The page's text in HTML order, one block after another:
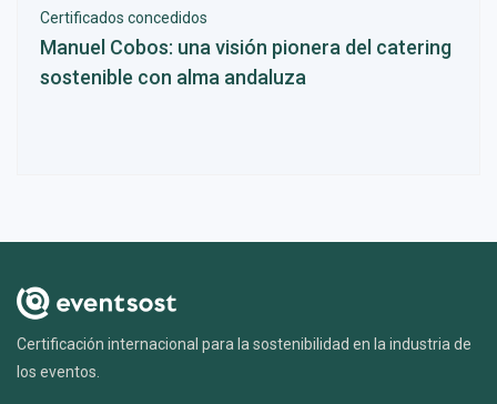
Certificados concedidos
Manuel Cobos: una visión pionera del catering
sostenible con alma andaluza
Certificación internacional para la sostenibilidad en la industria de
los eventos.